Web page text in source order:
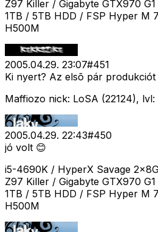
Z97 Killer / Gigabyte GTX970
1TB / 5TB HDD / FSP Hyper M
H500M
2005.04.29. 23:07#451
Ki nyert? Az elsõ pár produkciót
Maffiozo nick: LoSA (22124), lvl:
2005.04.29. 22:43#450
jó volt 😊
i5-4690K / HyperX Savage
Z97 Killer / Gigabyte GTX970
1TB / 5TB HDD / FSP Hyper M
H500M